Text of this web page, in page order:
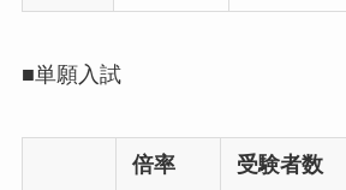
■単願入試
倍率 受験者数